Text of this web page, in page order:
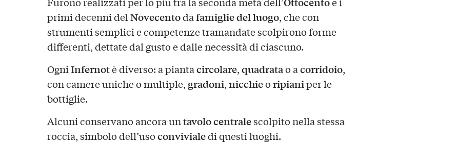
primi decenni delNovecentodafamiglie del luogo, che con
strumenti semplici e competenze tramandate scolpirono forme
differenti, dettate dal gusto e dalle necessità di ciascuno.
OgniInfernotè diverso: a piantacircolare,quadratao acorridoio,
con camere uniche o multiple, gradoni,nicchieoripianiper le
bottiglie.
Alcuni conservano ancora untavolo centralescolpito nella stessa
roccia, simbolo dell’usoconvivialedi questi luoghi.